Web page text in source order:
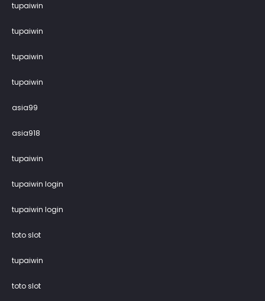
tupaiwin
tupaiwin
tupaiwin
tupaiwin
asia99
asia918
tupaiwin
tupaiwin login
tupaiwin login
toto slot
tupaiwin
toto slot